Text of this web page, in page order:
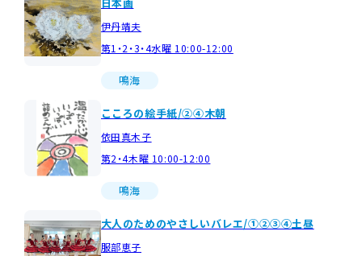
伊丹靖夫
第1・2・3・4水曜 10:00-12:00
鳴海
こころの絵手紙/②④木朝
依田真木子
第2・4木曜 10:00-12:00
鳴海
大人のためのやさしいバレエ/①②③④土昼
服部恵子